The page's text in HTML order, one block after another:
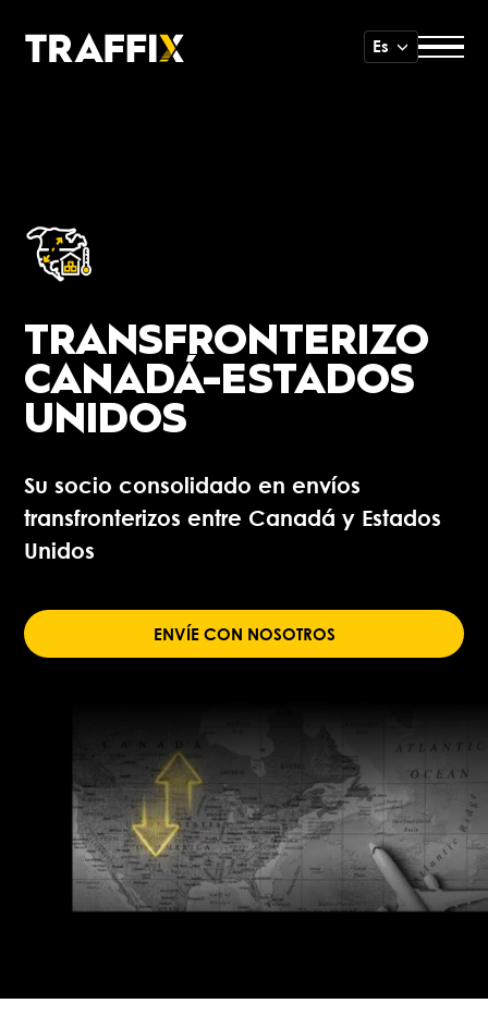
Es
TRANSFRONTERIZO
CANADÁ-ESTADOS
UNIDOS
Su socio consolidado en envíos
transfronterizos entre Canadá y Estados
Unidos
ENVÍE CON NOSOTROS